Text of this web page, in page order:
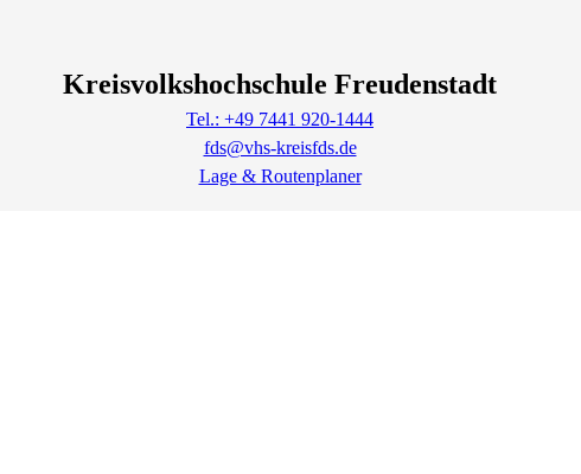
Kreisvolkshochschule Freudenstadt
Tel.: +49 7441 920-1444
fds@vhs-kreisfds.de
Lage & Routenplaner